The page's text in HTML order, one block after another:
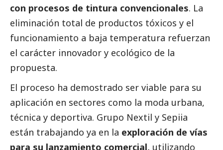
con procesos de tintura convencionales. La
eliminación total de productos tóxicos y el
funcionamiento a baja temperatura refuerzan
el carácter innovador y ecológico de la
propuesta.
El proceso ha demostrado ser viable para su
aplicación en sectores como la moda urbana,
técnica y deportiva. Grupo Nextil y Sepiia
están trabajando ya en la exploración de vías
para su lanzamiento comercial, utilizando